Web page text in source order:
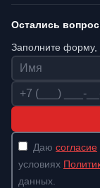
Остались
Заполните форму,
Имя
Телефон
Даю согласие
условиях
данных.